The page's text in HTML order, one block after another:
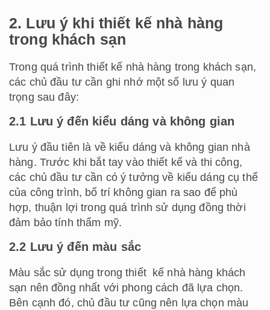
2. Lưu ý khi thiết kế nhà hàng
trong khách sạn
Trong quá trình thiết kế nhà hàng trong khách sạn,
các chủ đầu tư cần ghi nhớ một số lưu ý quan
trọng sau đây:
2.1 Lưu ý đến kiểu dáng và không gian
Lưu ý đầu tiên là về kiểu dáng và không gian nhà
hàng. Trước khi bắt tay vào thiết kế và thi công,
các chủ đầu tư cần có ý tưởng về kiểu dáng cụ thể
của công trình, bố trí không gian ra sao để phù
hợp, thuận lợi trong quá trình sử dụng đồng thời
đảm bảo tính thẩm mỹ.
2.2 Lưu ý đến màu sắc
Màu sắc sử dụng trong thiết kế nhà hàng khách
sạn nên đồng nhất với phong cách đã lựa chọn.
Bên cạnh đó, chủ đầu tư cũng nên lựa chọn màu